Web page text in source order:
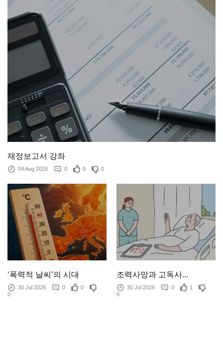
재정보고서 강좌
04 Aug 2026 0 0 0
‘폭력적 날씨’의 시대
30 Jul 2026 0
0
0
조력사망과 고독사...
30 Jul 2026 0
1
0